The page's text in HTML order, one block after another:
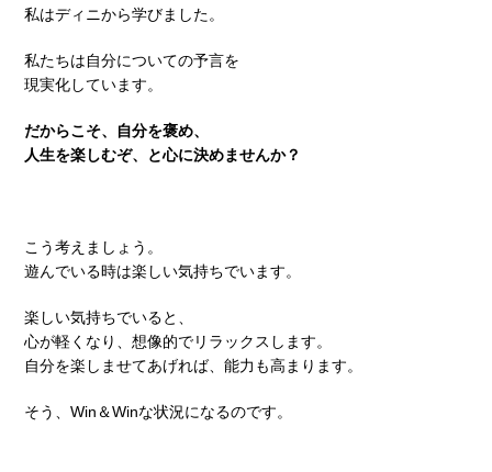
私はディニから学びました。
私たちは自分についての予言を
現実化しています。
だからこそ、自分を褒め、
人生を楽しむぞ、と心に決めませんか？
こう考えましょう。
遊んでいる時は楽しい気持ちでいます。
楽しい気持ちでいると、
心が軽くなり、想像的でリラックスします。
自分を楽しませてあげれば、能力も高まります。
そう、Win＆Winな状況になるのです。